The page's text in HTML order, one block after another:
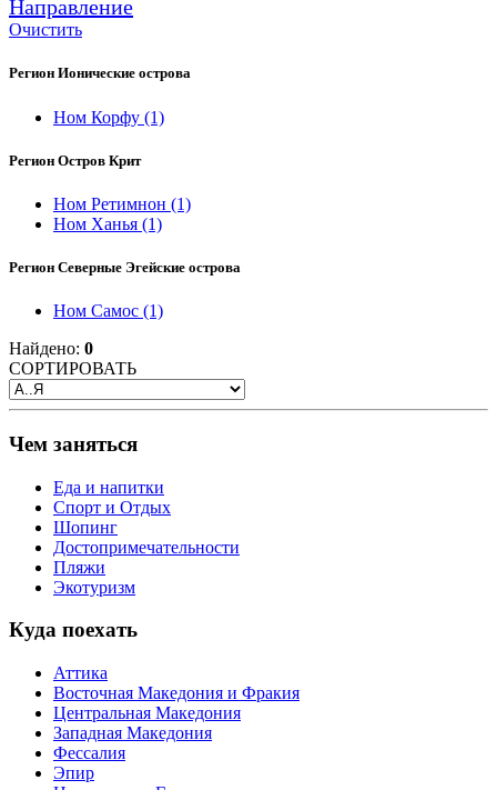
Направление
Очистить
Регион Ионические острова
Ном Корфу (1)
Регион Остров Крит
Ном Ретимнон (1)
Ном Ханья (1)
Регион Северные Эгейские острова
Ном Самос (1)
Найдено: 0
СОРТИРОВАТЬ
Чем заняться
Еда и напитки
Спорт и Отдых
Шопинг
Достопримечательности
Пляжи
Экотуризм
Куда поехать
Аттика
Восточная Македония и Фракия
Центральная Македония
Западная Македония
Фессалия
Эпир